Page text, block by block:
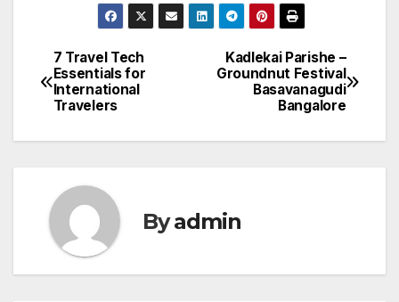
Post
navigation
Kadlekai Parishe –
Groundnut Festival
Basavanagudi
Bangalore
7 Travel Tech
Essentials for
International
Travelers
Byadmin